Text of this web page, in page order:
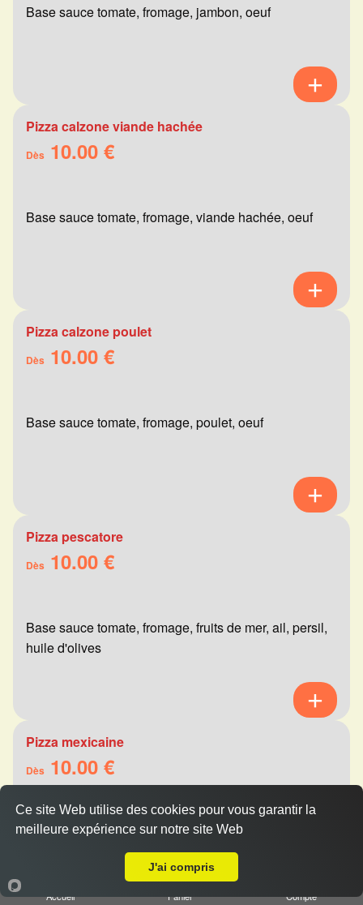
Base sauce tomate, fromage, jambon, oeuf
Pizza calzone viande hachée
Dès 10.00 €
Base sauce tomate, fromage, viande hachée, oeuf
Pizza calzone poulet
Dès 10.00 €
Base sauce tomate, fromage, poulet, oeuf
Pizza pescatore
Dès 10.00 €
Base sauce tomate, fromage, fruits de mer, ail, persil,
huile d'olives
Pizza mexicaine
Dès 10.00 €
Base sauce tomate, fromage, viande hachée,
merguez, champignons, poivrons
Accueil Panier Compte
Ce site Web utilise des cookies pour vous garantir la
meilleure expérience sur notre site Web
J'ai compris